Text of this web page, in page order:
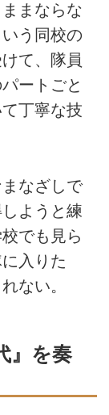
まならな
う同校の
て、隊員
ートごと
丁寧な技
なざしで
ようと練
でも見ら
入りた
ない。
』を奏